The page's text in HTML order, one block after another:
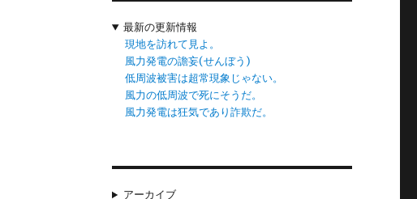
最新の更新情報
現地を訪れて見よ。
風力発電の譫妄(せんぼう)
低周波被害は超常現象じゃない。
風力の低周波で死にそうだ。
風力発電は狂気であり詐欺だ。
アーカイブ